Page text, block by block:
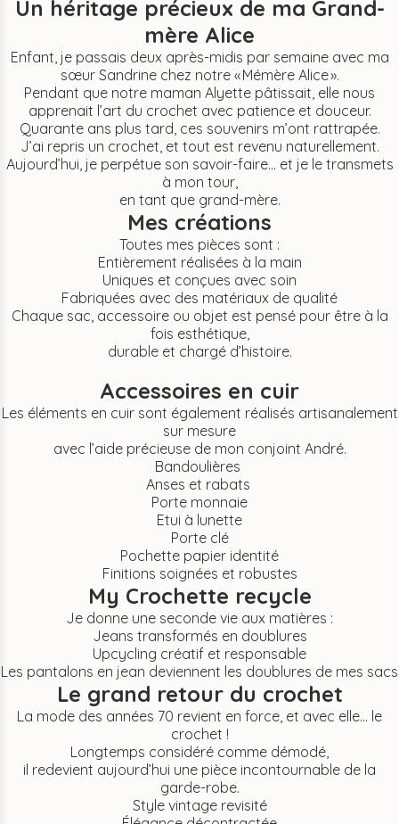
Un héritage précieux de ma Grand-
mère Alice
Enfant, je passais deux après-midis par semaine avec ma
sœur Sandrine chez notre « Mémère Alice ».
Pendant que notre maman Alyette pâtissait, elle nous
apprenait l’art du crochet avec patience et douceur.
Quarante ans plus tard, ces souvenirs m’ont rattrapée.
J’ai repris un crochet, et tout est revenu naturellement.
Aujourd’hui, je perpétue son savoir-faire… et je le transmets
à mon tour,
en tant que grand-mère.
Mes créations
Toutes mes pièces sont :
Entièrement réalisées à la main
Uniques et conçues avec soin
Fabriquées avec des matériaux de qualité
Chaque sac, accessoire ou objet est pensé pour être à la
fois esthétique,
durable et chargé d’histoire.
Accessoires en cuir
Les éléments en cuir sont également réalisés artisanalement
sur mesure
avec l’aide précieuse de mon conjoint André.
Bandoulières
Anses et rabats
Porte monnaie
Etui à lunette
Porte clé
Pochette papier identité
Finitions soignées et robustes
My Crochette recycle
Je donne une seconde vie aux matières :
Jeans transformés en doublures
Upcycling créatif et responsable
Les pantalons en jean deviennent les doublures de mes sacs
Le grand retour du crochet
La mode des années 70 revient en force, et avec elle… le
crochet !
Longtemps considéré comme démodé,
il redevient aujourd’hui une pièce incontournable de la
garde-robe.
Style vintage revisité